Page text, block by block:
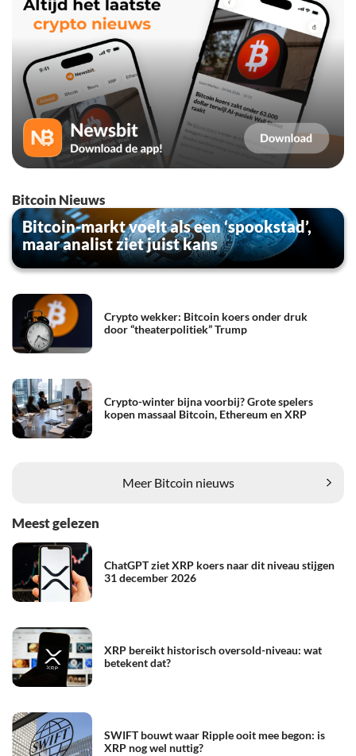
Bitcoin Nieuws
Bitcoin-markt voelt als een ‘spookstad’,
maar analist ziet juist kans
Crypto wekker: Bitcoin koers onder druk
door “theaterpolitiek” Trump
Crypto-winter bijna voorbij? Grote spelers
kopen massaal Bitcoin, Ethereum en XRP
Meer Bitcoin nieuws
Meest gelezen
ChatGPT ziet XRP koers naar dit niveau stijgen
31 december 2026
XRP bereikt historisch oversold-niveau: wat
betekent dat?
SWIFT bouwt waar Ripple ooit mee begon: is
XRP nog wel nuttig?